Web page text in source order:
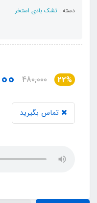
دسته : تشک بادی استخر
22%
480,000
تماس بگیرید